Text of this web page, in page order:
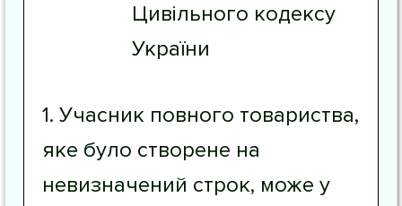
Цивільного кодексу
України
1. Учасник повного товариства,
яке було створене на
невизначений строк, може у